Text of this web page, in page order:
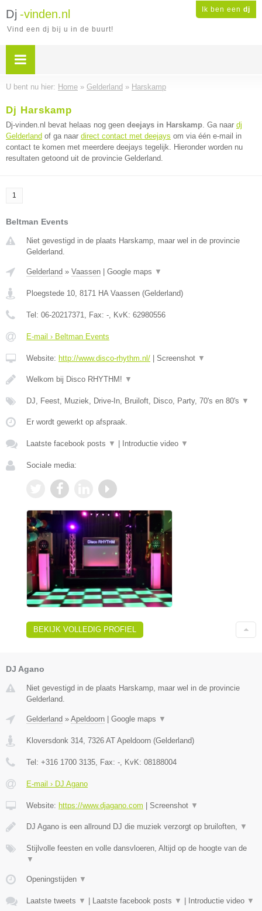
Ik ben een dj
Dj -vinden.nl
Vind een dj bij u in de buurt!
U bent nu hier: Home » Gelderland » Harskamp
Dj Harskamp
Dj-vinden.nl bevat helaas nog geen deejays in Harskamp. Ga naar dj
Gelderland of ga naar direct contact met deejays om via één e-mail in
contact te komen met meerdere deejays tegelijk. Hieronder worden nu
resultaten getoond uit de provincie Gelderland.
1
Beltman Events
Niet gevestigd in de plaats Harskamp, maar wel in de provincie
Gelderland.
Gelderland » Vaassen Google maps ▼
Ploegstede 10, 8171 HA Vaassen (Gelderland)
Tel: 06-20217371, Fax: -, KvK: 62980556
E-mail › Beltman Events
Website: http://www.disco-rhythm.nl/ Screenshot ▼
Welkom bij Disco RHYTHM! ▼
DJ, Feest, Muziek, Drive-In, Bruiloft, Disco, Party, 70's en 80's ▼
Er wordt gewerkt op afspraak.
Laatste facebook posts ▼ Introductie video ▼
Sociale media:
BEKIJK VOLLEDIG PROFIEL
DJ Agano
Niet gevestigd in de plaats Harskamp, maar wel in de provincie
Gelderland.
Gelderland » Apeldoorn | Google maps ▼
Kloversdonk 314 7326 AT Apeldoorn (Gelderland)
Tel: +316 1700 3135 , Fax: - , KvK: 08188004
E-mail › DJ Agano
Website: https://www.djagano.com | Screenshot ▼
DJ Agano is een allround DJ die muziek verzorgt op bruiloften, ▼
Stijlvolle feesten en volle dansvloeren, Altijd op de hoogte van de
▼
Openingstijden ▼
Laatste tweets ▼ | Laatste facebook posts ▼ | Introductie video ▼